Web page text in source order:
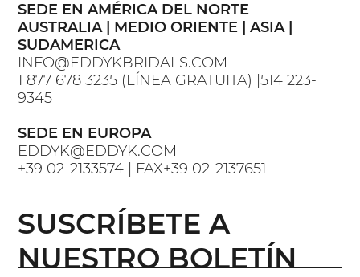
SEDE EN AMÉRICA DEL NORTE
AUSTRALIA | MEDIO ORIENTE | ASIA |
SUDAMERICA
INFO@EDDYKBRIDALS.COM
1 877 678 3235 (LÍNEA GRATUITA) |514 223-
9345
SEDE EN EUROPA
EDDYK@EDDYK.COM
+39 02-2133574 | FAX+39 02-2137651
SUSCRÍBETE A
NUESTRO BOLETÍN